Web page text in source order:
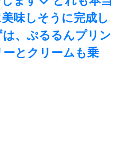
味しそうに完成し
、ぷるるんプリン
とクリームも乗